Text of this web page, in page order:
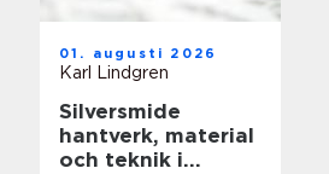
01. augusti 2026
Karl Lindgren
Silversmide
hantverk, material
och teknik i